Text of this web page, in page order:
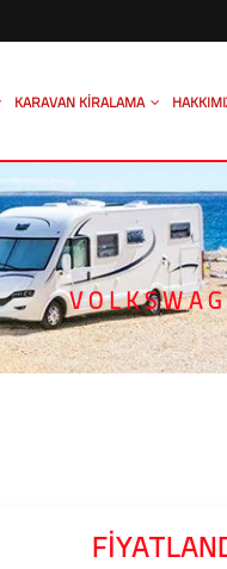
KARAVAN KIRALAMA